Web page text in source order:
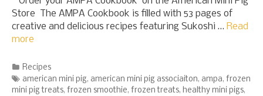
Store The AMPA Cookbook is filled with 53 pages of
creative and delicious recipes featuring Sukoshi … Read
more
Categories
Recipes
Tags
american mini pig, american mini pig associaiton, ampa, frozen
mini pig treats, frozen smoothie, frozen treats, healthy mini pigs,